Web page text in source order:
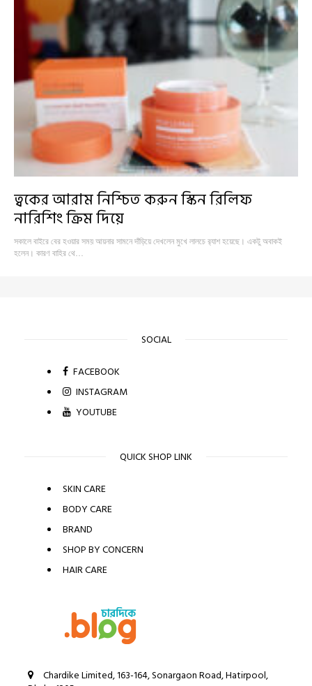
ত্বকের আরাম নিশ্চিত করুন স্কিন রিলিফ
নারিশিং ক্রিম দিয়ে
সকালে বাইরে বের হওয়ার সময় আয়নার সামনে দাঁড়িয়ে দেখলেন মুখে লালচে র‍্যাশ হয়েছে। একটু অবাকই
হলেন। কারণ বাহির থে…
SOCIAL
FACEBOOK
INSTAGRAM
YOUTUBE
QUICK SHOP LINK
SKIN CARE
BODY CARE
BRAND
SHOP BY CONCERN
HAIR CARE
Chardike Limited, 163-164, Sonargaon Road, Hatirpool,